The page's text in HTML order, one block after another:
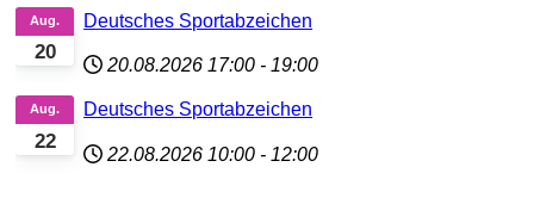
20
Aug. Deutsches Sportabzeichen
20.08.2026 17:00 - 19:00
22
Aug. Deutsches Sportabzeichen
22.08.2026 10:00 - 12:00